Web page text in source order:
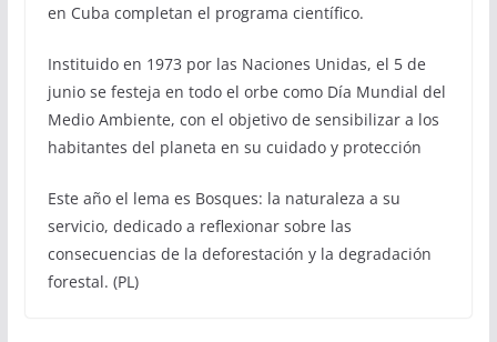
en Cuba completan el programa científico.
Instituido en 1973 por las Naciones Unidas, el 5 de
junio se festeja en todo el orbe como Día Mundial del
Medio Ambiente, con el objetivo de sensibilizar a los
habitantes del planeta en su cuidado y protección
Este año el lema es Bosques: la naturaleza a su
servicio, dedicado a reflexionar sobre las
consecuencias de la deforestación y la degradación
forestal. (PL)